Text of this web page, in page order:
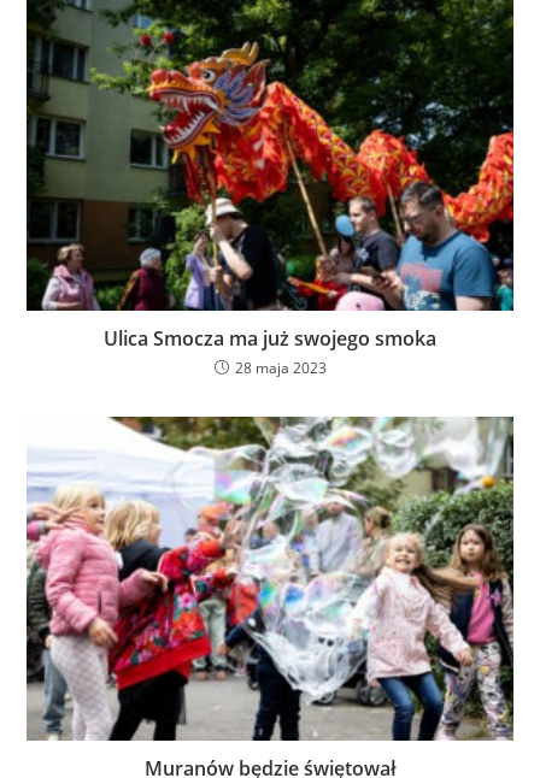
Ulica Smocza ma już swojego smoka
28 maja 2023
Muranów będzie świętował